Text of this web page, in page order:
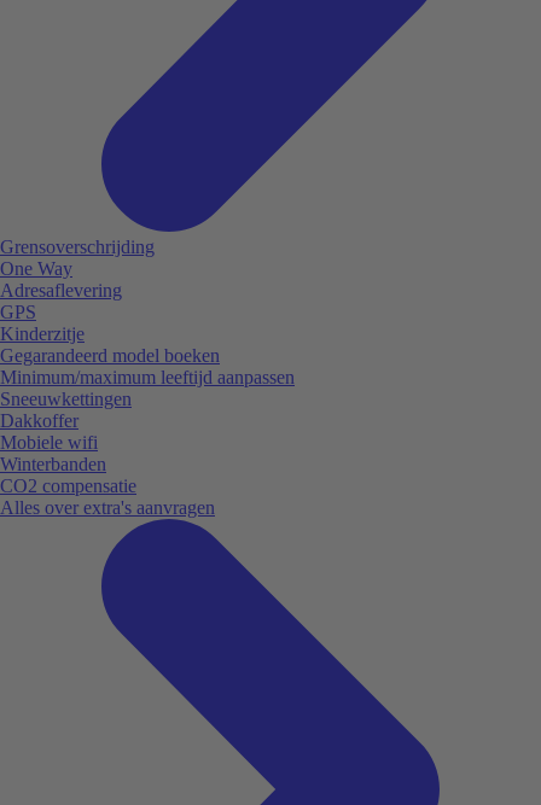
Grensoverschrijding
One Way
Adresaflevering
GPS
Kinderzitje
Gegarandeerd model boeken
Minimum/maximum leeftijd aanpassen
Sneeuwkettingen
Dakkoffer
Mobiele wifi
Winterbanden
CO2 compensatie
Alles over extra's aanvragen